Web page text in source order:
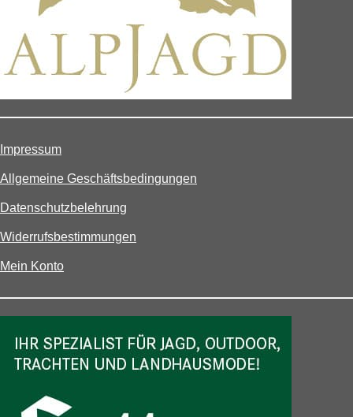
Impressum
Allgemeine Geschäftsbedingungen
Datenschutzbelehrung
Widerrufsbestimmungen
Mein Konto